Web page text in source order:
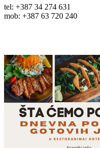
tel: +387 34 274 631
mob: +387 63 720 240